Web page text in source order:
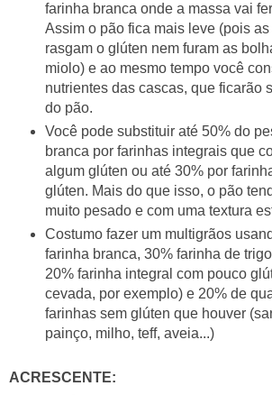
farinha branca onde a massa vai
Assim o pão fica mais leve (pois
rasgam o glúten nem furam as
miolo) e ao mesmo tempo você
nutrientes das cascas, que ficarão
do pão.
Você pode substituir até 50% do
branca por farinhas integrais que
algum glúten ou até 30% por
glúten. Mais do que isso, o pão
muito pesado e com uma textura
Costumo fazer um multigrãos
farinha branca, 30% farinha de
20% farinha integral com pouco
cevada, por exemplo) e 20% de
farinhas sem glúten que houver
painço, milho, teff, aveia...)
ACRESCENTE: